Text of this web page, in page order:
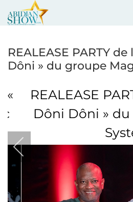
REALEASE PARTY
Dôni » du groupe
REALEASE
Dôni Dôni » du